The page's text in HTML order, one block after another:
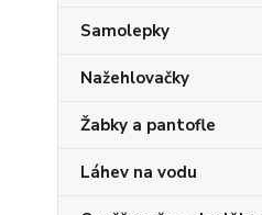
Samolepky
Nažehlovačky
Žabky a pantofle
Láhev na vodu